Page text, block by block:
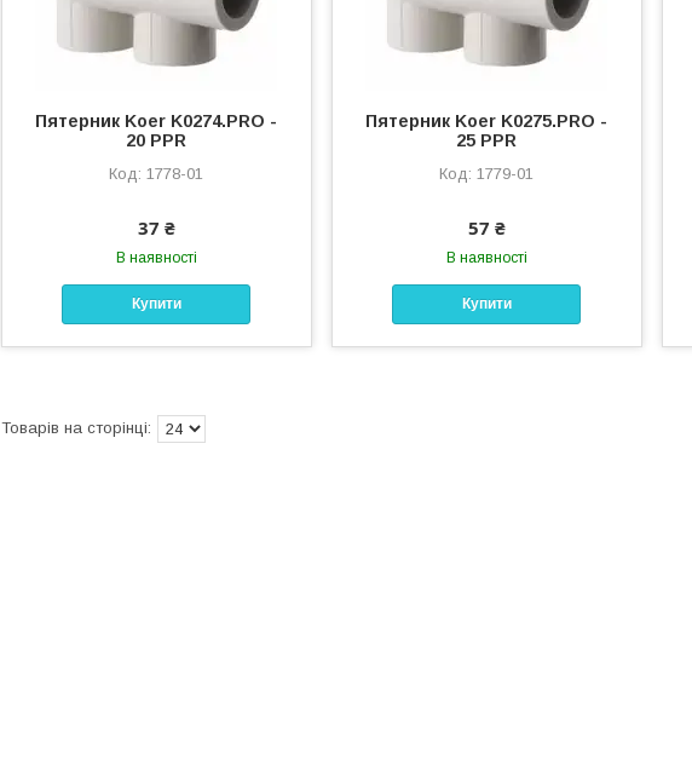
Пятерник Koer K0274.PRO -
20 PPR
1778-01
37 ₴
В наявності
Купити
Пятерник Koer K0275.PRO -
25 PPR
1779-01
57 ₴
В наявності
Купити